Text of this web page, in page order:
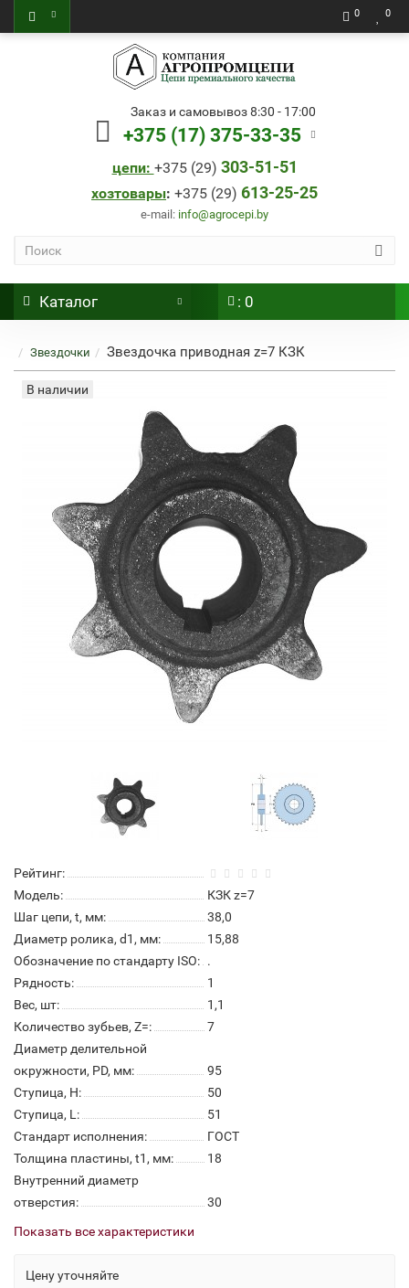
0 0
Заказ и самовывоз 8:30 - 17:00
+375 (17) 375-33-35
цепи: +375 (29) 303-51-51
хозтовары: +375 (29) 613-25-25
e-mail: info@agrocepi.by
Каталог : 0
Звездочки Звездочка приводная z=7 КЗК
В наличии
Рейтинг:
Модель:
КЗК z=7
Шаг цепи, t, мм:
38,0
Диаметр ролика, d1, мм:
15,88
Обозначение по стандарту ISO: .
Рядность:
1
Вес, шт:
1,1
Количество зубьев, Z=:
7
Диаметр делительной
окружности, PD, мм:
95
Ступица, H:
50
Ступица, L:
51
Стандарт исполнения:
ГОСТ
Толщина пластины, t1, мм:
18
Внутренний диаметр
отверстия:
30
Показать все характеристики
Цену уточняйте